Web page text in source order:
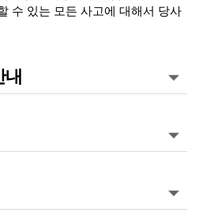
수 있는 모든 사고에 대해서 당사
내